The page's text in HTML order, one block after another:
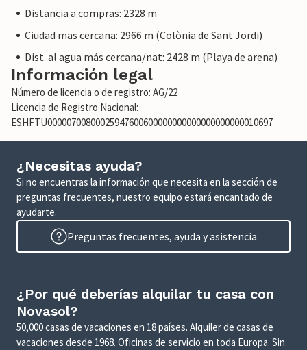
Distancia a compras: 2328 m
Ciudad mas cercana: 2966 m (Colònia de Sant Jordi)
Dist. al agua más cercana/nat: 2428 m (Playa de arena)
Información legal
Número de licencia o de registro: AG/22
Licencia de Registro Nacional:
ESHFTU00000700800025947600600000000000000000000010697
¿Necesitas ayuda?
Si no encuentras la información que necesita en la sección de
preguntas frecuentes, nuestro equipo estará encantado de
ayudarte.
Preguntas frecuentes, ayuda y asistencia
¿Por qué deberías alquilar tu casa con
Novasol?
50,000 casas de vacaciones en 18 países. Alquiler de casas de
vacaciones desde 1968. Oficinas de servicio en toda Europa. Sin